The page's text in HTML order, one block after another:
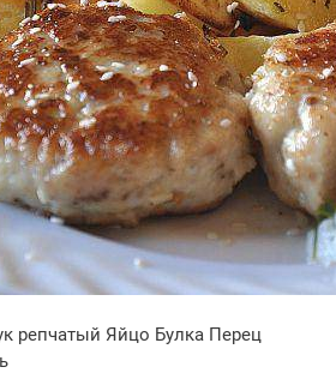
репчатый Яйцо Булка Перец